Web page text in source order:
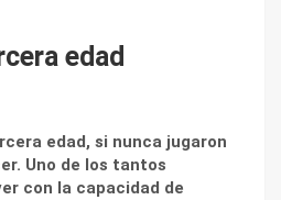
edad
edad, si nunca jugaron
Uno de los tantos
con la capacidad de